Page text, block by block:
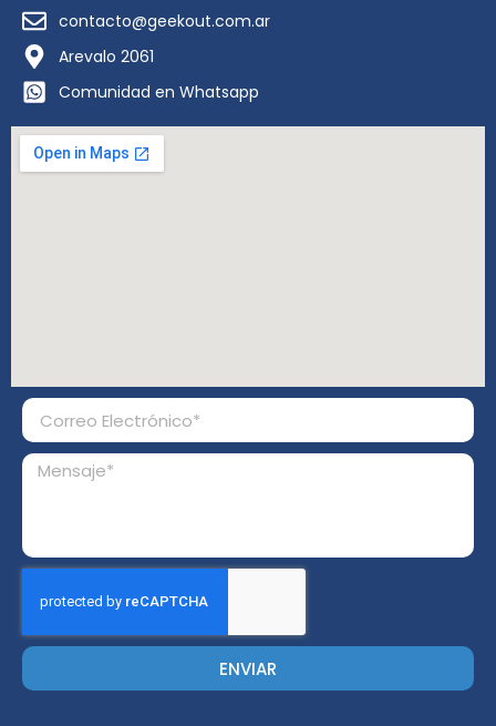
contacto@geekout.com.ar
Arevalo 2061
Comunidad en Whatsapp
ENVIAR